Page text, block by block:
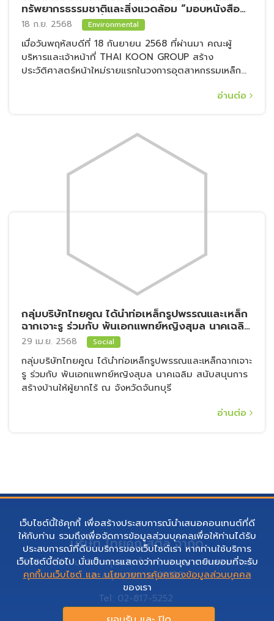
สนับสนุนการสร้างบ้านให้ผู้ยากไร้ ณ จังหวัดจันทบุรี
29 เม.ย. 2568 Social
กลุ่มบริษัทไทยคูณ ได้นำท่อเหล็กรูปพรรณและเหล็กฉากเจาะ
รู ร่วมกับ พันเอกแพทย์หญิงสุมล นาคเฉลิม สนับสนุนการ
สร้างบ้านให้ผู้ยากไร้ ณ จังหวัดจันทบุรี
Tel: 02-817-5252
E-mail: sales@thaikoon.co.th
Copyright © 2022 Thai Koon Steel Group Co., Ltd. All Rights
เว็บไซต์นี้ใช้คุกกี้ เพื่อสร้างประสบการณ์นำเสนอคอนเทนต์ที่ดี
ให้กับท่าน รวมถึงเพื่อจัดการข้อมูลส่วนบุคคลเพื่อให้ท่านได้รับ
ประสบการณ์ที่ดีบนบริการของเว็บไซต์เรา หากท่านใช้บริการ
เว็บไซต์นี้ต่อไป นั่นเป็นการแสดงว่าท่านอนุญาตยินยอมที่จะรับ
คุกกี้บนเว็บไซต์ และ นโยบายการคุ้มครองข้อมูลส่วนบุคคล
ของเรา